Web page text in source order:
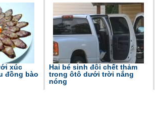
xúc
đồng bào
Hai bé sinh đôi chết thảm
trong ôtô dưới trời nắng
nóng